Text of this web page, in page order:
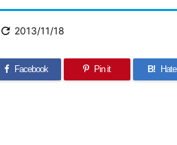
 2013/11/18
Facebook Pin it B!